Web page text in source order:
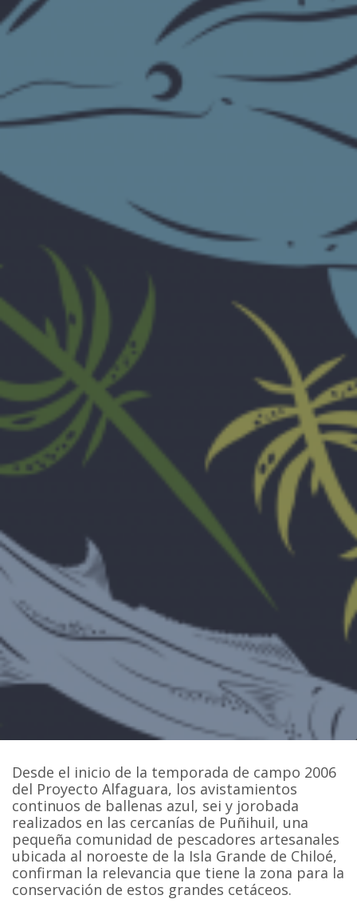
Desde el inicio de la temporada de campo 2006
del Proyecto Alfaguara, los avistamientos
continuos de ballenas azul, sei y jorobada
realizados en las cercanías de Puñihuil, una
pequeña comunidad de pescadores artesanales
ubicada al noroeste de la Isla Grande de Chiloé,
confirman la relevancia que tiene la zona para la
conservación de estos grandes cetáceos.